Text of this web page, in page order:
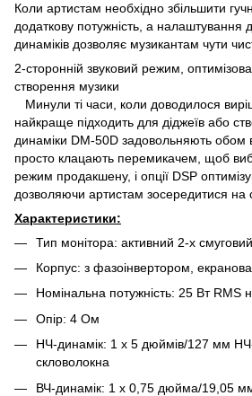
Коли артистам необхідно збільшити
додаткову потужність, а налаштування
динаміків дозволяє музикантам чути
2-сторонній звуковий режим,
створення музики
Минули ті часи, коли доводилося
найкраще підходить для діджеїв або
динаміки DM-50D задовольняють обом
просто клацають перемикачем, щоб
режим продакшену, і опції DSP
дозволяючи артистам зосередитися на
Характеристики:
Тип монітора: активний 2-х смуговий
Корпус: з фазоінвертором,
Номінальна потужність: 25 Вт RMS
Опір: 4 Ом
НЧ-динамік: 1 х 5 дюймів/127 мм НЧ-
скловолокна
ВЧ-динамік: 1 х 0,75 дюйма/19,05